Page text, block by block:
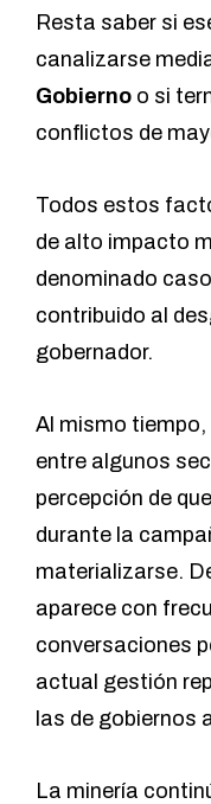
Resta saber si
canalizarse
Gobierno o si
conflictos de
Todos estos
de alto impacto
denominado
contribuido al
gobernador.
Al mismo
entre algunos
percepción de
durante la
materializarse.
aparece con
conversaciones
actual gestión
las de gobiernos
La minería